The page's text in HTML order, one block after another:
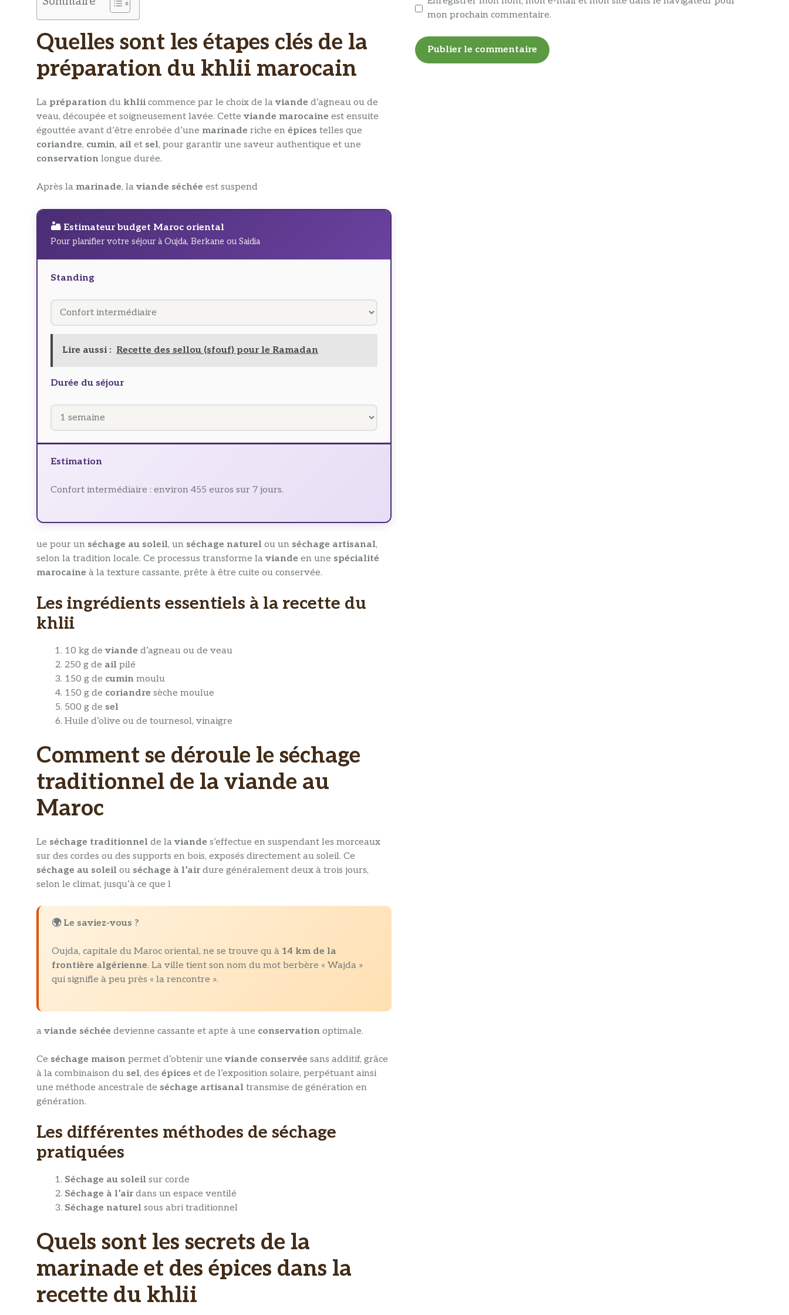
Quelles sont les étapes clés de la
préparation du khlii marocain
La préparation du khlii commence par le choix de la viande d’agneau ou de
veau, découpée et soigneusement lavée. Cette viande marocaine est ensuite
égouttée avant d’être enrobée d’une marinade riche en épices telles que
coriandre, cumin, ail et sel, pour garantir une saveur authentique et une
conservation longue durée.
Après la marinade, la viande séchée est suspend
🏜️ Estimateur budget Maroc oriental
Pour planifier votre séjour à Oujda, Berkane ou Saidia
Standing
Lire aussi : Recette des sellou (sfouf) pour le Ramadan
Durée du séjour
Estimation
Confort intermédiaire : environ 455 euros sur 7 jours.
ue pour un séchage au soleil, un séchage naturel ou un séchage artisanal,
selon la tradition locale. Ce processus transforme la viande en une spécialité
marocaine à la texture cassante, prête à être cuite ou conservée.
Les ingrédients essentiels à la recette du
khlii
10 kg de viande d’agneau ou de veau
250 g de ail pilé
150 g de cumin moulu
150 g de coriandre sèche moulue
500 g de sel
Huile d’olive ou de tournesol, vinaigre
Comment se déroule le séchage
traditionnel de la viande au
Maroc
Le séchage traditionnel de la viande s’effectue en suspendant les morceaux
sur des cordes ou des supports en bois, exposés directement au soleil. Ce
séchage au soleil ou séchage à l’airdure généralement deux à trois jours,
selon le climat, jusqu’à ce que l
🌍 Le saviez-vous ?
Oujda, capitale du Maroc oriental, ne se trouve qu à 14 km de la
frontière algérienne. La ville tient son nom du mot berbère « Wajda »
qui signifie à peu près « la rencontre ».
a viande séchée devienne cassante et apte à une conservation optimale.
Ce séchage maison permet d’obtenir une viande conservée sans additif, grâce
à la combinaison du sel, des épices et de l’exposition solaire, perpétuant ainsi
une méthode ancestrale de séchage artisanal transmise de génération en
génération.
Les différentes méthodes de séchage
pratiquées
Séchage au soleil sur corde
Séchage à l’airdans un espace ventilé
Séchage naturel sous abri traditionnel
Quels sont les secrets de la
marinade et des épices dans la
recette du khlii
mon prochain commentaire.